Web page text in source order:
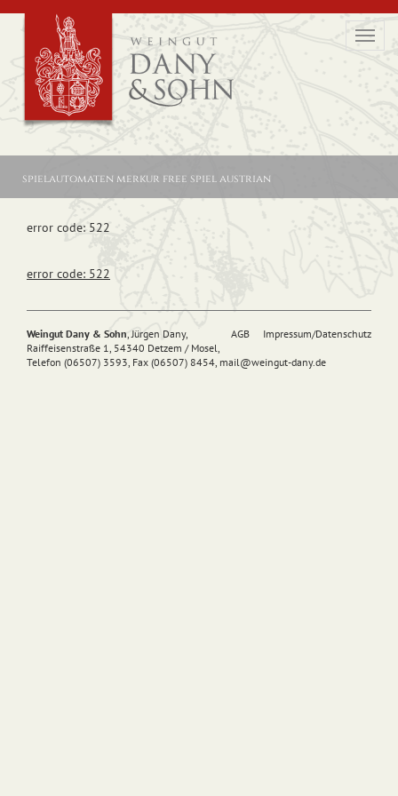
spielautomaten merkur free spiel austrian
error code: 522
error code: 522
AGB Impressum/Datenschutz
Weingut Dany & Sohn, Jürgen Dany,
Raiffeisenstraße 1, 54340 Detzem / Mosel,
Telefon (06507) 3593, Fax (06507) 8454, mail@weingut-dany.de